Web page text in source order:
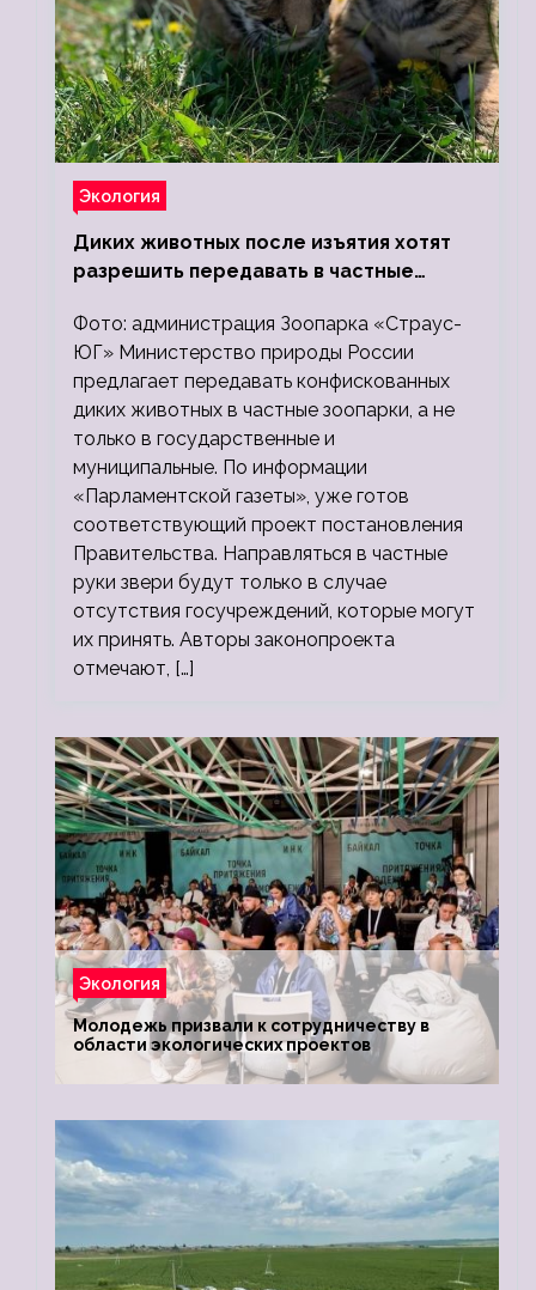
Экология
Диких животных после изъятия хотят
разрешить передавать в частные
Фото: администрация Зоопарка «Страус-
ЮГ» Министерство природы России
предлагает передавать конфискованных
диких животных в частные зоопарки, а не
только в государственные и
муниципальные. По информации
«Парламентской газеты», уже готов
соответствующий проект постановления
Правительства. Направляться в частные
руки звери будут только в случае
отсутствия госучреждений, которые могут
их принять. Авторы законопроекта
отмечают, […]
Экология
Молодежь призвали к сотрудничеству в
области экологических проектов